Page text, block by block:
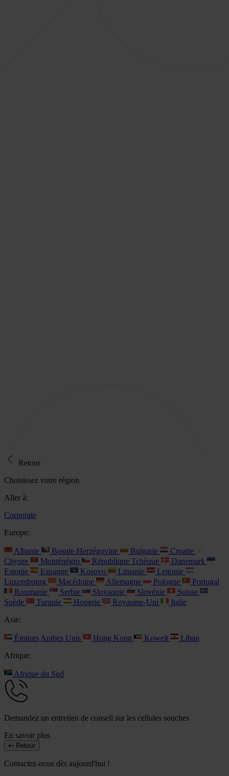
Retour
Choisissez votre région
Aller à:
Corporate
Europe:
Albanie Bosnie-Herzégovine Bulgarie
Croatie
Chypre
Monténégro République Tchèque
Danemark
Estonie
Espagne Kosovo Lituanie
Lettonie
Luxembourg
Macédoine Allemagne Pologne
Portugal
Roumanie
Serbie Slovaquie Slovénie
Suisse
Suède
Turquie Hongrie Royaume-Uni
Italie
Asie:
Émirats Arabes Unis Hong Kong Koweït
Liban
Afrique:
Afrique du Sud
Demandez un entretien de conseil sur les cellules souches
En savoir plus
Retour
Contactez-nous dès aujourd'hui !